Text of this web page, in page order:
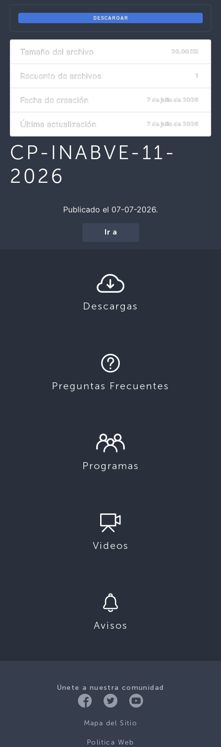
DESCARGAR
Tamaño del archivo 20.00 KB
Recuento de archivos 1
Fecha de creación 7 de julio de 2026
Última actualización 7 de julio de 2026
CP-INABVE-11-
2026
Publicado el 07-07-2026.
Ir a
Descargas
Preguntas Frecuentes
Programas
Videos
Avisos
Únete a nuestra comunidad
Mapa del Sitio
Politica Web